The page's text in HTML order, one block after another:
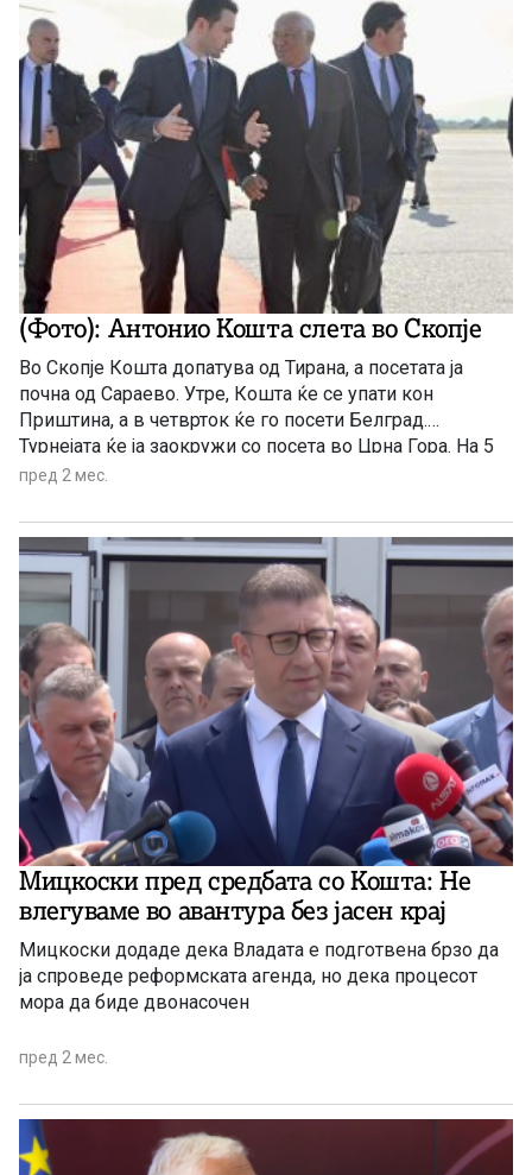
(Фото): Антонио Кошта слета во Скопје
Во Скопје Кошта допатува од Тирана, а посетата ја
почна од Сараево. Утре, Кошта ќе се упати кон
Приштина, а в четврток ќе го посети Белград.
Турнејата ќе ја заокружи со посета во Црна Гора. На 5
јуни Кошта ќе биде копретседавач на самитот ЕУ –
просперитет и стабилност на ЕУ и Западен Балкан“
пред 2 мес.
Мицкоски пред средбата со Кошта: Не
влегуваме во авантура без јасен крај
Мицкоски додаде дека Владата е подготвена брзо да
ја спроведе реформската агенда, но дека процесот
мора да биде двонасочен
пред 2 мес.